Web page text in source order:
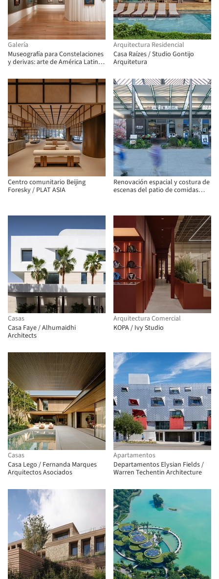
Galería
Museografía para Constelaciones
y derivas: arte de América Latina
von Werz Arquitectos + Mauricio
Mesta Arquitectos
Arquitectura Residencial
Casa Raízes / Studio Gontijo
Arquitetura
Centro comunitario Beijing
Foresky / PLAT ASIA
Renovación espacial y costura de
escenas del patio de comidas
Casas
Casa Faye / Alhumaidhi
Architects
Arquitectura Comercial
KOPA / Ivy Studio
Casas
Casa Lego / Fernanda Marques
Arquitectos Asociados
Apartamentos
Departamentos Elysian Fields /
Warren Techentin Architecture